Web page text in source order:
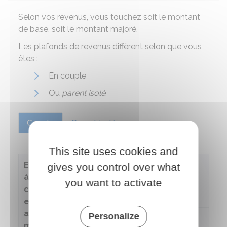
Selon vos revenus, vous touchez soit le montant
de base, soit le montant majoré.
Les plafonds de revenus diffèrent selon que vous
êtes :
En couple
Ou parent isolé.
Couple Parent isolé
Enfants
à
charge
entre 3
ans et
This site uses cookies and
gives you control over what
you want to activate
Personalize